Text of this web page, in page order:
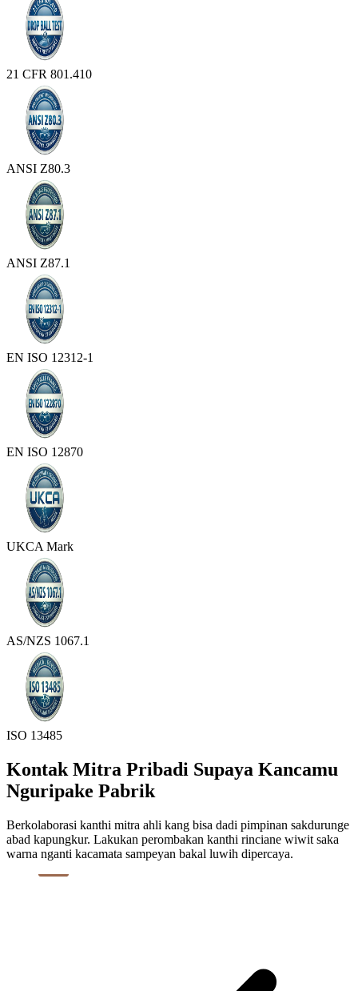
21 CFR 801.410
ANSI Z80.3
ANSI Z87.1
EN ISO 12312-1
EN ISO 12870
UKCA Mark
AS/NZS 1067.1
ISO 13485
Kontak Mitra Pribadi Supaya Kancamu
Nguripake Pabrik
Berkolaborasi kanthi mitra ahli kang bisa dadi pimpinan sakdurunge
abad kapungkur. Lakukan perombakan kanthi rinciane wiwit saka
warna nganti kacamata sampeyan bakal luwih dipercaya.